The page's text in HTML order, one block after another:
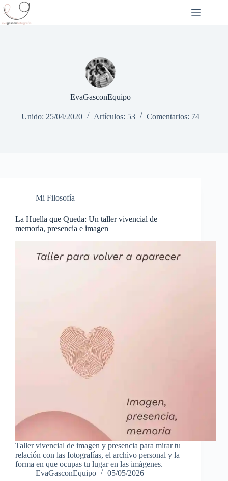
Saltar
al
contenido
EvaGasconEquipo
Unido: 25/04/2020 Artículos: 53 Comentarios: 74
Mi Filosofía
La Huella que Queda: Un taller vivencial de
memoria, presencia e imagen
Taller vivencial de imagen y presencia para mirar tu
relación con las fotografías, el archivo personal y la
forma en que ocupas tu lugar en las imágenes.
EvaGasconEquipo
05/05/2026